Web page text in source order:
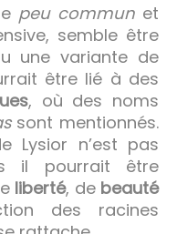
peu commun et
semble être
une variante de
être lié à des
, où des noms
sont mentionnés.
Lysior n’est pas
il pourrait être
liberté, de beauté
des racines